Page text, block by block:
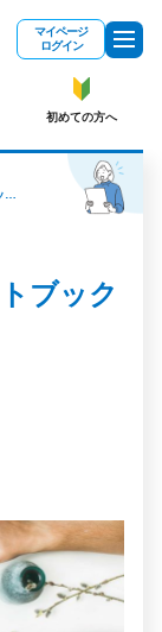
マイページ
ログイン
初めての方へ
ブック